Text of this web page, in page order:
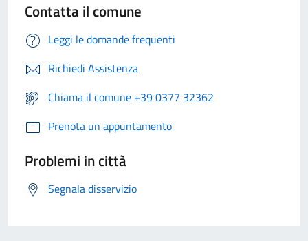
Contatta il comune
Leggi le domande frequenti
Richiedi Assistenza
Chiama il comune +39 0377 32362
Prenota un appuntamento
Problemi in città
Segnala disservizio